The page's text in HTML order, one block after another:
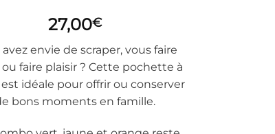
27,00€
avez envie de scraper, vous faire
ou faire plaisir ? Cette pochette à
idéale pour offrir ou conserver
bons moments en famille.